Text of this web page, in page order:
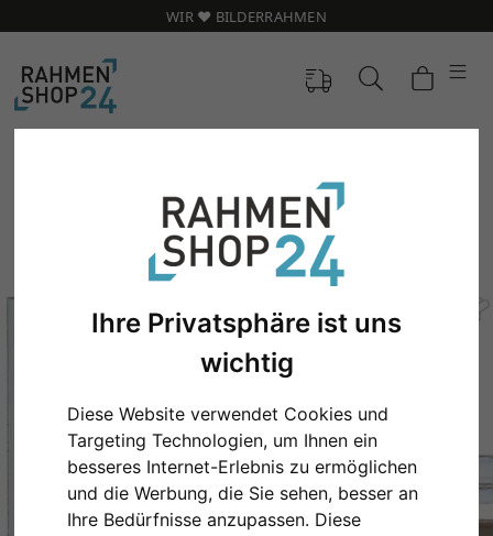
Ihre Privatsphäre ist uns
wichtig
Diese Website verwendet Cookies und
Targeting Technologien, um Ihnen ein
besseres Internet-Erlebnis zu ermöglichen
und die Werbung, die Sie sehen, besser an
Ihre Bedürfnisse anzupassen. Diese
WIR ❤️ BILDERRAHMEN
Zurück